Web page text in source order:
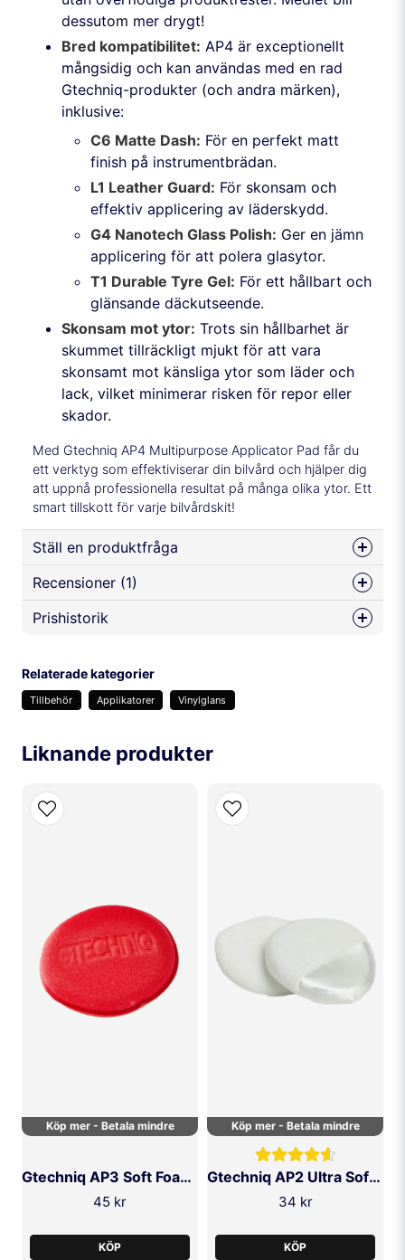
dessutom mer drygt!
Bred kompatibilitet: AP4 är exceptionellt
mångsidig och kan användas med en rad
Gtechniq-produkter (och andra märken),
inklusive:
C6 Matte Dash: För en perfekt matt
finish på instrumentbrädan.
L1 Leather Guard: För skonsam och
effektiv applicering av läderskydd.
G4 Nanotech Glass Polish: Ger en jämn
applicering för att polera glasytor.
T1 Durable Tyre Gel: För ett hållbart och
glänsande däckutseende.
Skonsam mot ytor: Trots sin hållbarhet är
skummet tillräckligt mjukt för att vara
skonsamt mot känsliga ytor som läder och
lack, vilket minimerar risken för repor eller
skador.
Med Gtechniq AP4 Multipurpose Applicator Pad får du
ett verktyg som effektiviserar din bilvård och hjälper dig
att uppnå professionella resultat på många olika ytor. Ett
smart tillskott för varje bilvårdskit!
Ställ en produktfråga
question
name
Namn
email
Mejladress
Recensioner (1)
Prishistorik
Relaterade kategorier
Tillbehör Applikatorer Vinylglans
Liknande produkter
Köp mer - Betala mindre
Gtechniq AP3 Soft Foam Applicator
45 kr
KÖP
Köp mer - Betala mindre
Gtechniq AP2 Ultra Soft Foam Applicator
34 kr
KÖP